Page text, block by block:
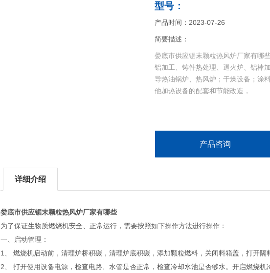
型号：
产品时间：2023-07-26
简要描述：
娄底市供应锯末颗粒热风炉厂家有哪
铝加工、铸件热处理、退火炉、铝棒
导热油锅炉、热风炉；干燥设备；涂
他加热设备的配套和节能改造，
产品咨询
详细介绍
娄底市供应锯末颗粒热风炉厂家有哪些
为了保证生物质燃烧机安全、正常运行，需要按照如下操作方法进行操作：
一、启动管理：
1、 燃烧机启动前，清理炉桥积碳，清理炉底积碳，添加颗粒燃料，关闭料箱盖，打开隔
2、 打开使用设备电源，检查电路、水管是否正常，检查冷却水池是否够水。开启燃烧机